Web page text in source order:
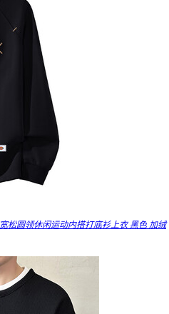
松圆领休闲运动内搭打底衫上衣 黑色 加绒